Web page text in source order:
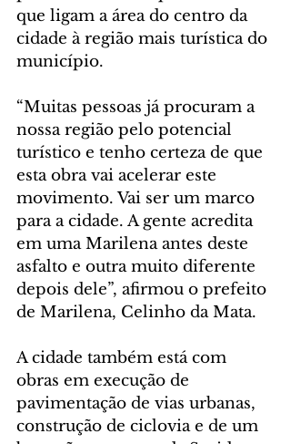
que ligam a área do centro da
cidade à região mais turística do
município.
“Muitas pessoas já procuram a
nossa região pelo potencial
turístico e tenho certeza de que
esta obra vai acelerar este
movimento. Vai ser um marco
para a cidade. A gente acredita
em uma Marilena antes deste
asfalto e outra muito diferente
depois dele”, afirmou o prefeito
de Marilena, Celinho da Mata.
A cidade também está com
obras em execução de
pavimentação de vias urbanas,
construção de ciclovia e de um